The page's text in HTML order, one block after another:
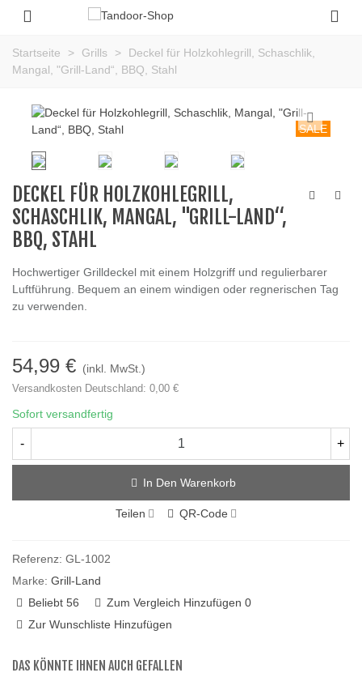
Startseite > Grills >
Deckel für Holzkohlegrill, Schaschlik,
Mangal, "Grill-Land“, BBQ, Stahl
SALE
DECKEL FÜR HOLZKOHLEGRILL,
SCHASCHLIK, MANGAL, "GRILL-LAND“,
BBQ, STAHL
Hochwertiger Grilldeckel mit einem Holzgriff und regulierbarer
Luftführung. Bequem an einem windigen oder regnerischen Tag
zu verwenden.
54,99 € (inkl. MwSt.)
Versandkosten Deutschland: 0,00 €
Sofort versandfertig
- +
In Den Warenkorb
Teilen QR-Code
Referenz: GL-1002
Marke: Grill-Land
Beliebt 56 Zum Vergleich Hinzufügen 0
Zur Wunschliste Hinzufügen
DAS KÖNNTE IHNEN AUCH GEFALLEN